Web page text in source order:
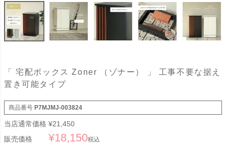
「 宅配ボックス Zoner （ゾナー） 」 工事不要な据え
置き可能タイプ
商品番号 P7MJMJ-003824
当店通常価格 ¥21,450
販売価格
¥18,150税込